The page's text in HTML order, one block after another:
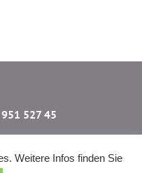
951 527 45
Bamberg
Bamberg
Weitere Infos finden Sie